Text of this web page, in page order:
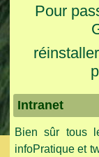
Pour
Intranet
Bien sûr tous
infoPratique et